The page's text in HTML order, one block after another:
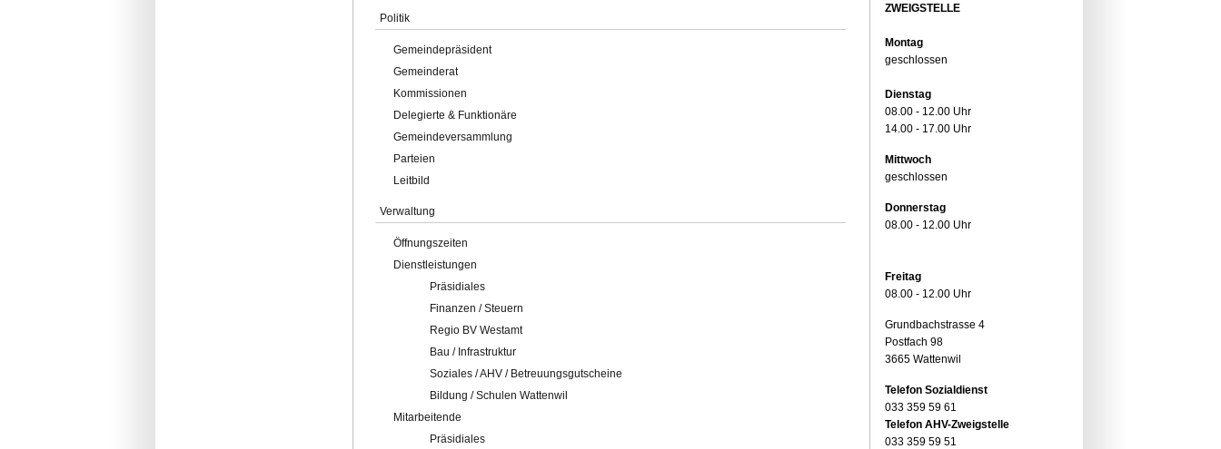
Politik
Gemeindepräsident
Gemeinderat
Kommissionen
Delegierte & Funktionäre
Gemeindeversammlung
Parteien
Leitbild
Verwaltung
Öffnungszeiten
Dienstleistungen
Präsidiales
Finanzen / Steuern
Regio BV Westamt
Bau / Infrastruktur
Soziales / AHV / Betreuungsgutscheine
Bildung / Schulen Wattenwil
Mitarbeitende
Präsidiales
ZWEIGSTELLE
Montag
geschlossen
Dienstag
08.00 - 12.00 Uhr
14.00 - 17.00 Uhr
Mittwoch
geschlossen
Donnerstag
08.00 - 12.00 Uhr
Freitag
08.00 - 12.00 Uhr
Grundbachstrasse 4
Postfach 98
3665 Wattenwil
Telefon Sozialdienst
033 359 59 61
Telefon AHV-Zweigstelle
033 359 59 51